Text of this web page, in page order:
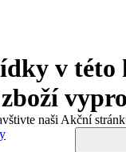
v
naši Akční